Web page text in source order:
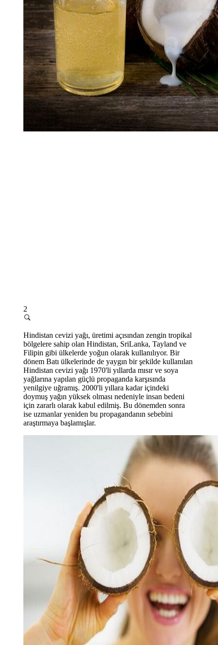
2
Hindistan cevizi yağı, üretimi açısından zengin tropikal
bölgelere sahip olan Hindistan, SriLanka, Tayland ve
Filipin gibi ülkelerde yoğun olarak kullanılıyor. Bir
dönem Batı ülkelerinde de yaygın bir şekilde kullanılan
Hindistan cevizi yağı 1970'li yıllarda mısır ve soya
yağlarına yapılan güçlü propaganda karşısında
yenilgiye uğramış. 2000'li yıllara kadar içindeki
doymuş yağın yüksek olması nedeniyle insan bedeni
için zararlı olarak kabul edilmiş. Bu dönemden sonra
ise uzmanlar yeniden bu propagandanın sebebini
araştırmaya başlamışlar.